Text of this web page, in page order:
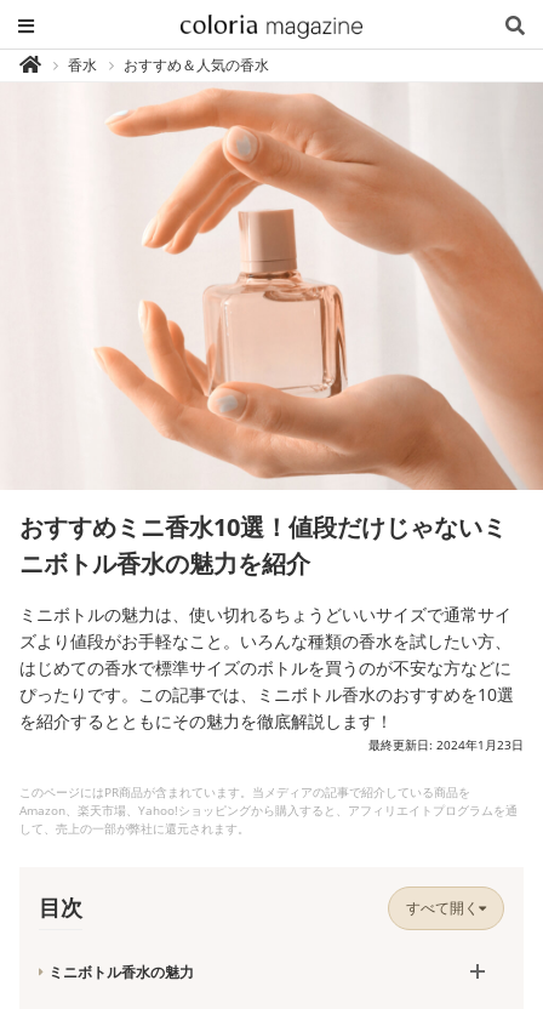
カ
ラ
香水 おすすめ＆人気の香水
おすすめミニ香水10選！値段だけじゃないミ
ニボトル香水の魅力を紹介
ミニボトルの魅力は、使い切れるちょうどいいサイズで通常サイ
ズより値段がお手軽なこと。いろんな種類の香水を試したい方、
はじめての香水で標準サイズのボトルを買うのが不安な方などに
ぴったりです。この記事では、ミニボトル香水のおすすめを10選
を紹介するとともにその魅力を徹底解説します！
最終更新日: 2024年1月23日
このページにはPR商品が含まれています。当メディアの記事で紹介している商品を
Amazon、楽天市場、Yahoo!ショッピングから購入すると、アフィリエイトプログラムを通
して、売上の一部が弊社に還元されます。
目次 すべて開く
ミニボトル香水の魅力